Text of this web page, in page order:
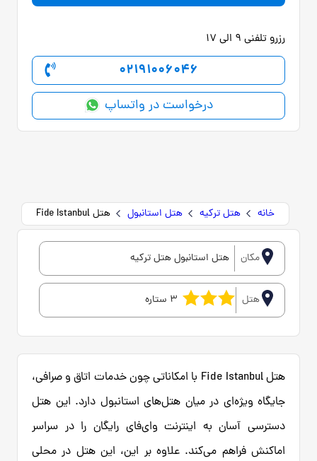
خانه هتل ترکیه هتل استانبول هتل Fide Istanbul
مکان هتل استانبول هتل ترکیه
هتل 3 ستاره
هتل Fide Istanbul با امکاناتی چون خدمات اتاق و صرافی،
جایگاه ویژه‌ای در میان هتل‌های استانبول دارد. این هتل
دسترسی آسان به اینترنت وای‌فای رایگان را در سراسر
اماکنش فراهم می‌کند. علاوه بر این، این هتل در محلی
رزرو تلفنی 9 الی 17
02191006046
درخواست در واتساپ